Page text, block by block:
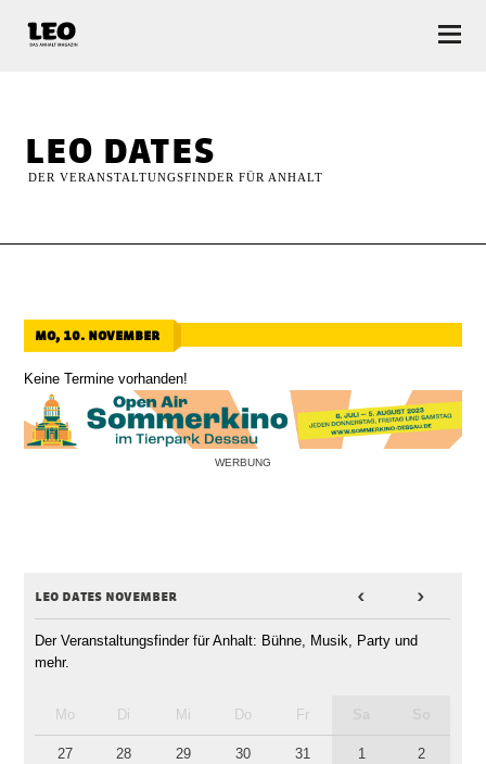
leo dates
DER VERANSTALTUNGSFINDER FÜR ANHALT
mo, 10. november
Keine Termine vorhanden!
WERBUNG
leo dates november < >
Der Veranstaltungsfinder für Anhalt: Bühne, Musik, Party und
mehr.
Mo Di Mi Do Fr
27 28 29 30 31 1 2